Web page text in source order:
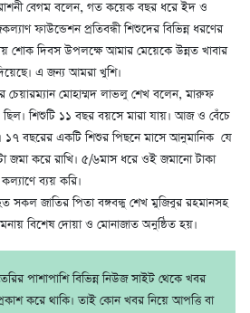
রোশনী বেগম বলেন, গত কয়েক বছর ধরে ইদ ও
ফাউন্ডেশন প্রতিবন্ধী শিশুদের বিভিন্ন ধরণের
শোক দিবস উপলক্ষে আমার মেয়েকে উন্নত খাবার
এ জন্য আমরা খুশি।
চেয়ারম্যান মোহাম্মদ লাভলু শেখ বলেন, মারুফ
ছিল। শিশুটি ১১ বছর বয়সে মারা যায়। আজ ও বেঁচে
বছরের একটি শিশুর পিছনে মাসে আনুমানিক যে
জমা করে রাখি। ৫/৬মাস ধরে ওই জমানো টাকা
ব্যয় করি।
জাতির পিতা বঙ্গবন্ধু শেখ মুজিবুর রহমানসহ
বিশেষ দোয়া ও মোনাজাত অনুষ্ঠিত হয়।
পাশাপাশি বিভিন্ন নিউজ সাইট থেকে খবর
করে থাকি। তাই কোন খবর নিয়ে আপত্তি বা